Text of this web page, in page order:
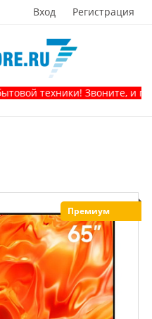
Вход Регистрация
Звоните, и
Премиум